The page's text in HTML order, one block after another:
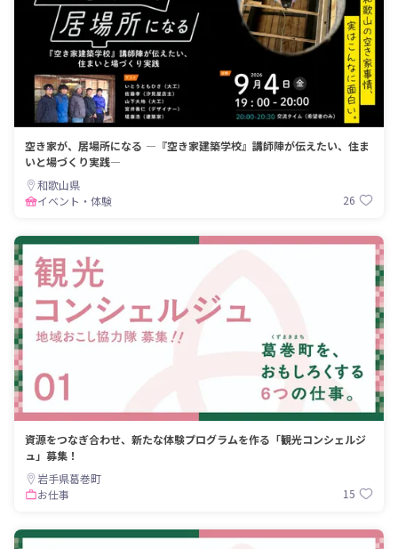
空き家が、居場所になる ―『空き家建築学校』講師陣が伝えたい、住ま
いと場づくり実践―
和歌山県
イベント・体験
26
資源をつなぎ合わせ、新たな体験プログラムを作る「観光コンシェルジ
ュ」募集！
岩手県葛巻町
お仕事
15